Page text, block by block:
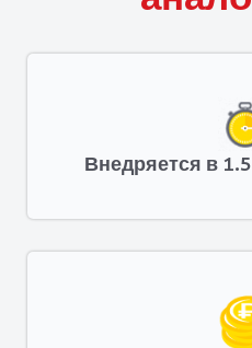
Внедряется в